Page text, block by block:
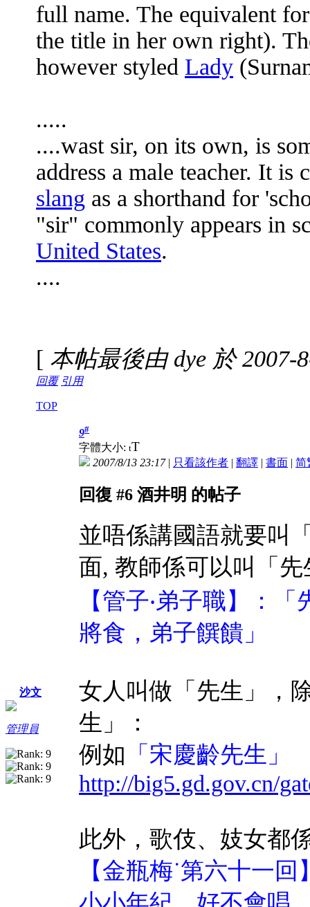
full name. The equivalent
the title in her own right).
however styled Lady
.....
....wast sir, on its own, is
address a male teacher. It
slang as a shorthand for
"sir" commonly appears in
United States.
....
[ 本帖最後由 dye 於 2007-
回覆 引用
TOP
沙文
管理員
9#
字體大小: tT
2007/8/13 23:17| 只看該作者 | 翻譯 | 書面 | 简
回復 #6 酒井明 的帖子
並唔係講國語就要叫
面, 教師係可以叫「
【管子‧弟子職】：
將食，弟子饌饋」
女人叫做「先生」，
生」：
例如 「宋慶齡先生」
http://big5.gd.gov.cn/
此外，歌伎、妓女都
【金瓶梅˙第六十一